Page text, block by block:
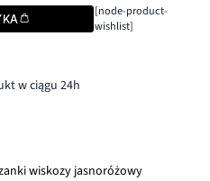
[node-product-
wishlist]
w ciągu 24h
wiskozy jasnoróżowy